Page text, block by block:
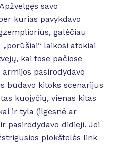
savo
kurias pavykdavo
galėčiau
laikosi atokiai
kai tose pačiose
pasirodydavo
būdavo kitoks scenarijus
kuojyčių, vienas kitas
ir tyla (ilgesnė ar
pasirodydavo didieji. Jei
plokštelės link